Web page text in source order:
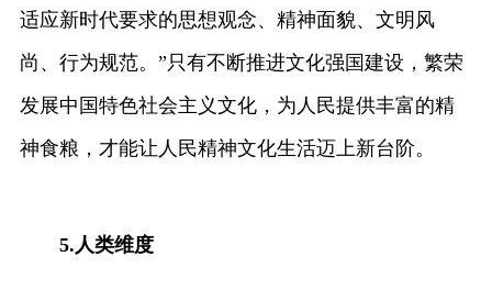
适应新时代要求的思想观念、精神面貌、文明风
尚、行为规范。”只有不断推进文化强国建设，繁荣
发展中国特色社会主义文化，为人民提供丰富的精
神食粮，才能让人民精神文化生活迈上新台阶。
5. 人类维度